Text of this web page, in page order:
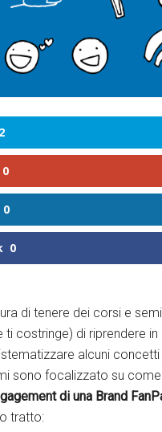
2
0
0
0
di tenere dei corsi e
costringe) di riprendere in
alcuni
sono focalizzato su come
di una Brand
tratto: